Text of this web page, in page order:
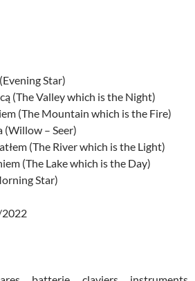
Star)
(The Valley which is the Night)
(The Mountain which is the Fire)
(Willow – Seer)
(The River which is the Light)
(The Lake which is the Day)
Star)